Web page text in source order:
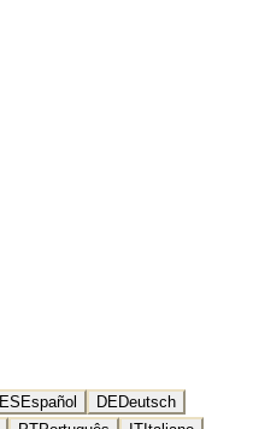
ES Español DEDeutsch